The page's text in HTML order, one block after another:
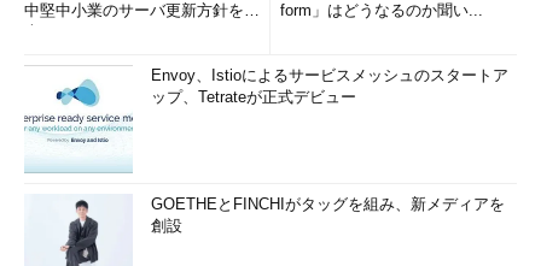
中堅中小業のサーバ更新方針を調
form」はどうなるのか聞い...
Envoy、Istioによるサービスメッシュのスタートア
ップ、Tetrateが正式デビュー
GOETHEとFINCHIがタッグを組み、新メディアを
創設